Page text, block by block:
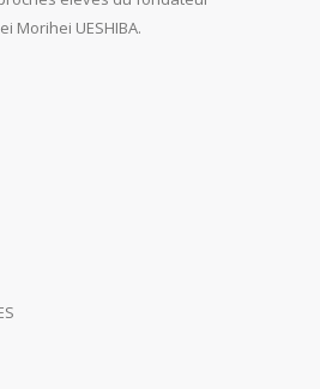
Morihei UESHIBA.